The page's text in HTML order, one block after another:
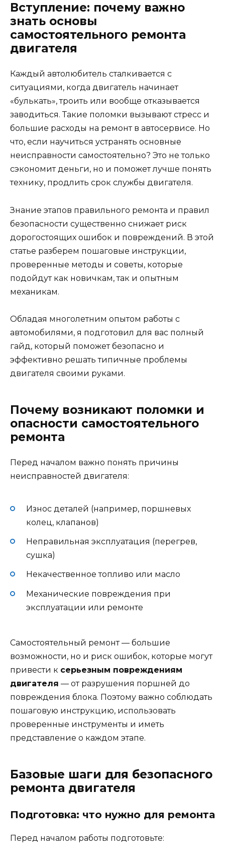
Вступление: почему важно
знать основы
самостоятельного ремонта
двигателя
Каждый автолюбитель сталкивается с
ситуациями, когда двигатель начинает
«булькать», троить или вообще отказывается
заводиться. Такие поломки вызывают стресс и
большие расходы на ремонт в автосервисе. Но
что, если научиться устранять основные
неисправности самостоятельно? Это не только
сэкономит деньги, но и поможет лучше понять
технику, продлить срок службы двигателя.
Знание этапов правильного ремонта и правил
безопасности существенно снижает риск
дорогостоящих ошибок и повреждений. В этой
статье разберем пошаговые инструкции,
проверенные методы и советы, которые
подойдут как новичкам, так и опытным
механикам.
Обладая многолетним опытом работы с
автомобилями, я подготовил для вас полный
гайд, который поможет безопасно и
эффективно решать типичные проблемы
двигателя своими руками.
Почему возникают поломки и
опасности самостоятельного
ремонта
Перед началом важно понять причины
неисправностей двигателя:
Износ деталей (например, поршневых
колец, клапанов)
Неправильная эксплуатация (перегрев,
сушка)
Некачественное топливо или масло
Механические повреждения при
эксплуатации или ремонте
Самостоятельный ремонт — большие
возможности, но и риск ошибок, которые могут
привести к серьезным повреждениям
двигателя — от разрушения поршней до
повреждения блока. Поэтому важно соблюдать
пошаговую инструкцию, использовать
проверенные инструменты и иметь
представление о каждом этапе.
Базовые шаги для безопасного
ремонта двигателя
Подготовка: что нужно для ремонта
Перед началом работы подготовьте: